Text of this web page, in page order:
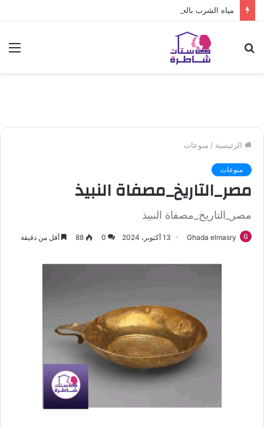
مياه الشرب بالجيزة: قطع المياه عن عدد من المناطق بالهرم
الرئيسية / منوعات
منوعات
مصر_التاريخ_مصفاة النبيذ
مصر_التاريخ_مصفاة النبيذ
Ghada elmasry 13 أكتوبر، 2024 0
88 أقل من دقيقة